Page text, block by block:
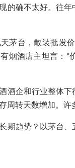
的确不太好。往
茅台，散装批发
烟酒店主坦言："
酒企和行业整体
周转天数增加。许
期趋势？以茅台